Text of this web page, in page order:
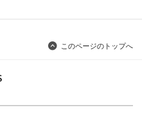
このページのトップへ